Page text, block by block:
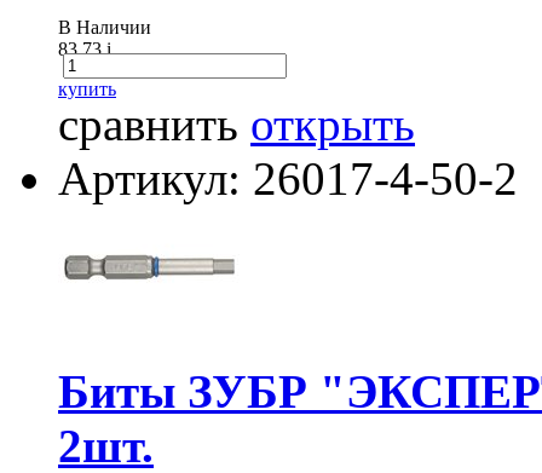
В Наличии
83.73i
купить
сравнить открыть
Артикул: 26017-4-50-2
Биты ЗУБР
2шт.